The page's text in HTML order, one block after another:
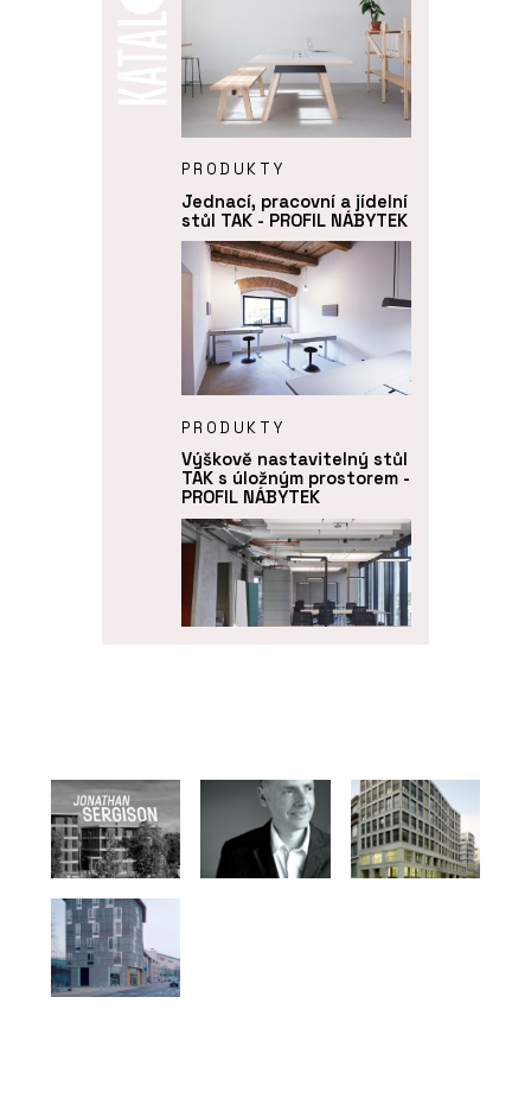
PRODUKTY
Jednací, pracovní a jídelní
stůl TAK - PROFIL NÁBYTEK
PRODUKTY
Výškově nastavitelný stůl
TAK s úložným prostorem -
PROFIL NÁBYTEK